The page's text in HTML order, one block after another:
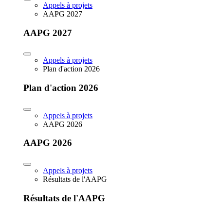
Appels à projets
AAPG 2027
AAPG 2027
Appels à projets
Plan d'action 2026
Plan d'action 2026
Appels à projets
AAPG 2026
AAPG 2026
Appels à projets
Résultats de l'AAPG
Résultats de l'AAPG